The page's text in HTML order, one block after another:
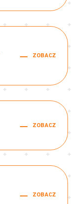
ZOBACZ
ZOBACZ
ZOBACZ